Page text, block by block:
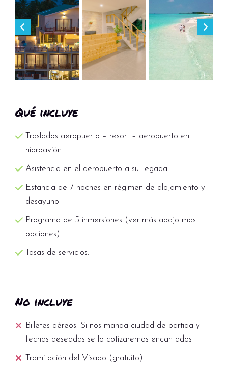
Qué incluye
Traslados aeropuerto – resort – aeropuerto en
hidroavión.
Asistencia en el aeropuerto a su llegada.
Estancia de 7 noches en régimen de alojamiento y
desayuno
Programa de 5 inmersiones (ver más abajo mas
opciones)
Tasas de servicios.
No incluye
Billetes aéreos. Si nos manda ciudad de partida y
fechas deseadas se lo cotizaremos encantados
Tramitación del Visado (gratuito)